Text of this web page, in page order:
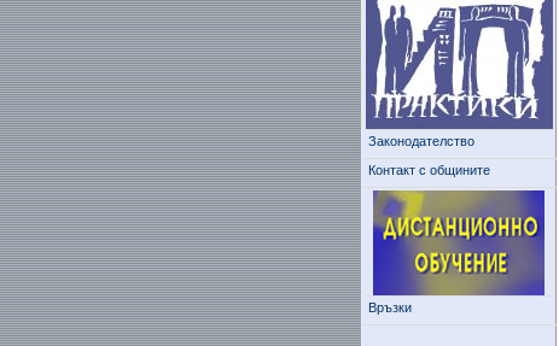
Законодателство
Контакт с общините
Връзки